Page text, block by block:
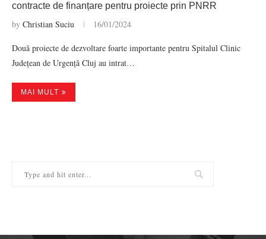
contracte de finanțare pentru proiecte prin PNRR
by Christian Suciu 16/01/2024
Două proiecte de dezvoltare foarte importante pentru Spitalul Clinic
Județean de Urgență Cluj au intrat…
MAI MULT